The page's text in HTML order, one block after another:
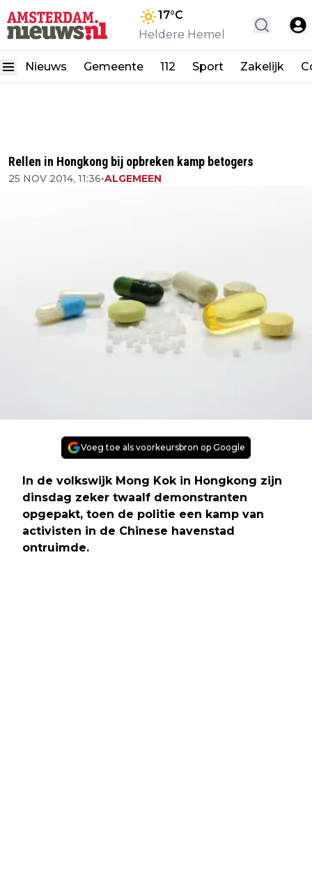
17°C
Heldere Hemel
Nieuws Gemeente 112 Sport Zakelijk
Rellen in Hongkong bij opbreken kamp betogers
25 NOV 2014, 11:36•ALGEMEEN
Voeg toe als voorkeursbron op Google
In de volkswijk Mong Kok in Hongkong zijn
dinsdag zeker twaalf demonstranten
opgepakt, toen de politie een kamp van
activisten in de Chinese havenstad
ontruimde.